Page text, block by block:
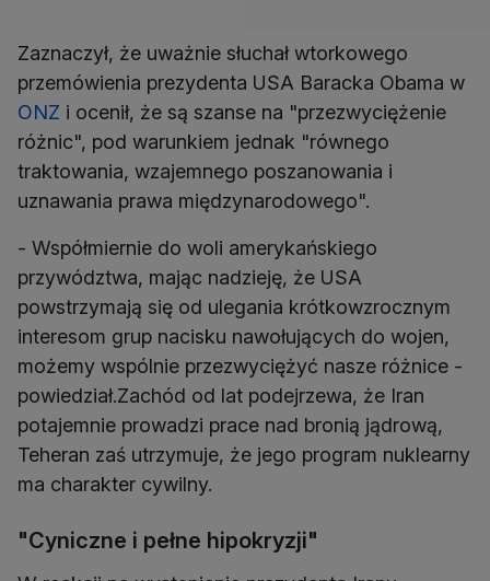
Zaznaczył, że uważnie słuchał wtorkowego
przemówienia prezydenta USA Baracka Obama w
ONZ i ocenił, że są szanse na "przezwyciężenie
różnic", pod warunkiem jednak "równego
traktowania, wzajemnego poszanowania i
uznawania prawa międzynarodowego".
- Współmiernie do woli amerykańskiego
przywództwa, mając nadzieję, że USA
powstrzymają się od ulegania krótkowzrocznym
interesom grup nacisku nawołujących do wojen,
możemy wspólnie przezwyciężyć nasze różnice -
powiedział.Zachód od lat podejrzewa, że Iran
potajemnie prowadzi prace nad bronią jądrową,
Teheran zaś utrzymuje, że jego program nuklearny
ma charakter cywilny.
"Cyniczne i pełne hipokryzji"